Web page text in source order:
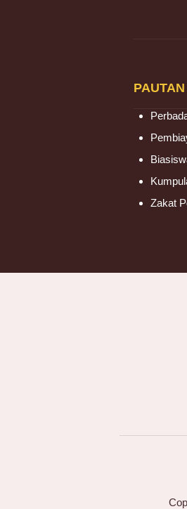
Zakat